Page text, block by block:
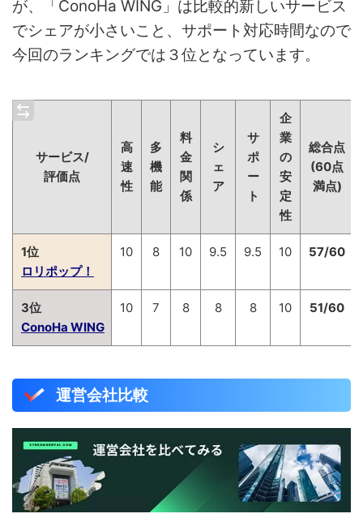
が、「ConoHa WING」は比較的新しいサービス
でシェアが小さいこと、サポート対応時間なので
今回のランキングでは３位となっています。
サービス/
評価点
高
速
性
多
機
能
料
金
関
係
シ
ェ
ア
サ
ポ
ー
ト
企
業
の
安
定
性
総合点
(60点
満点)
1位
ロリポップ！
10 8 10 9.5 9.5 10 57/60
3位
ConoHa WING
10 7 8 8 8 10 51/60
運営会社比較